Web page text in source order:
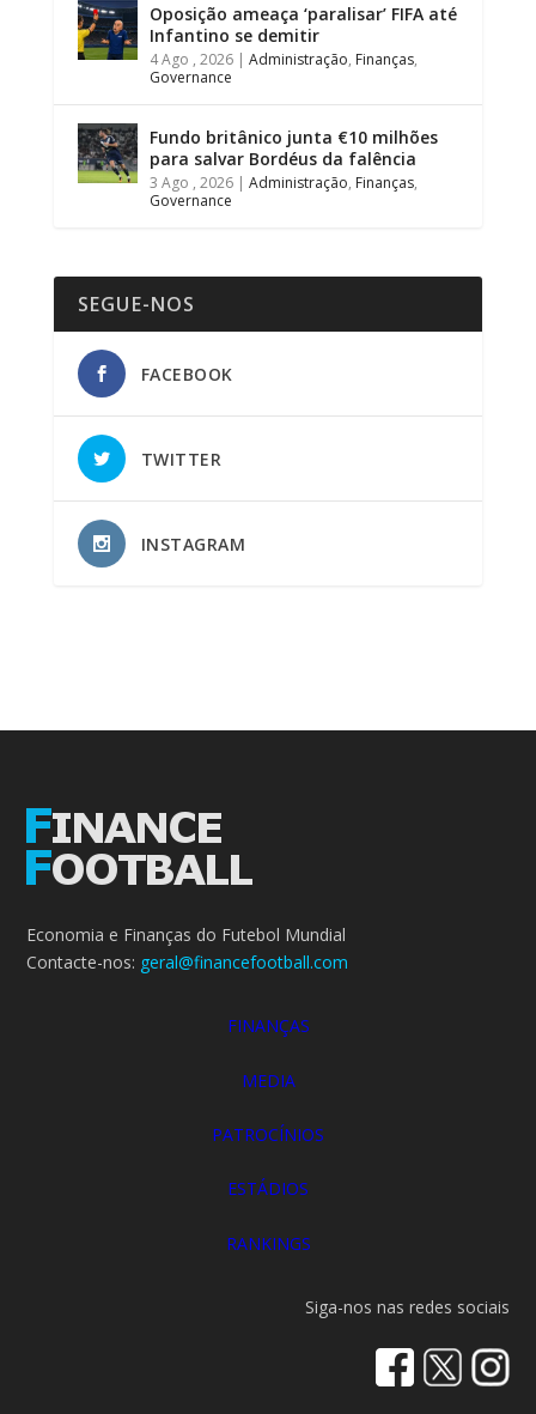
Oposição ameaça ‘paralisar’ FIFA até
Infantino se demitir
4 Ago , 2026| Administração, Finanças,
Governance
Fundo britânico junta €10 milhões
para salvar Bordéus da falência
3 Ago , 2026| Administração, Finanças,
Governance
SEGUE-NOS
FACEBOOK
TWITTER
INSTAGRAM
Economia e Finanças do Futebol Mundial
Contacte-nos: geral@financefootball.com
FINANÇAS
MEDIA
PATROCÍNIOS
ESTÁDIOS
RANKINGS
Siga-nos nas redes sociais